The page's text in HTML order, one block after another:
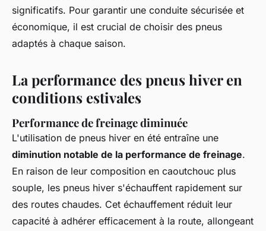
significatifs. Pour garantir une conduite sécurisée et
économique, il est crucial de choisir des pneus
adaptés à chaque saison.
La performance des pneus hiver en
conditions estivales
Performance de freinage diminuée
L'utilisation de pneus hiver en été entraîne une
diminution notable de la performance de freinage.
En raison de leur composition en caoutchouc plus
souple, les pneus hiver s'échauffent rapidement sur
des routes chaudes. Cet échauffement réduit leur
capacité à adhérer efficacement à la route, allongeant